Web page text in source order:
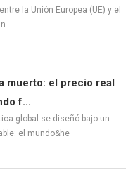
la Unión Europea (UE) y el
muerto: el precio real
f...
global se diseñó bajo un
el mundo&he